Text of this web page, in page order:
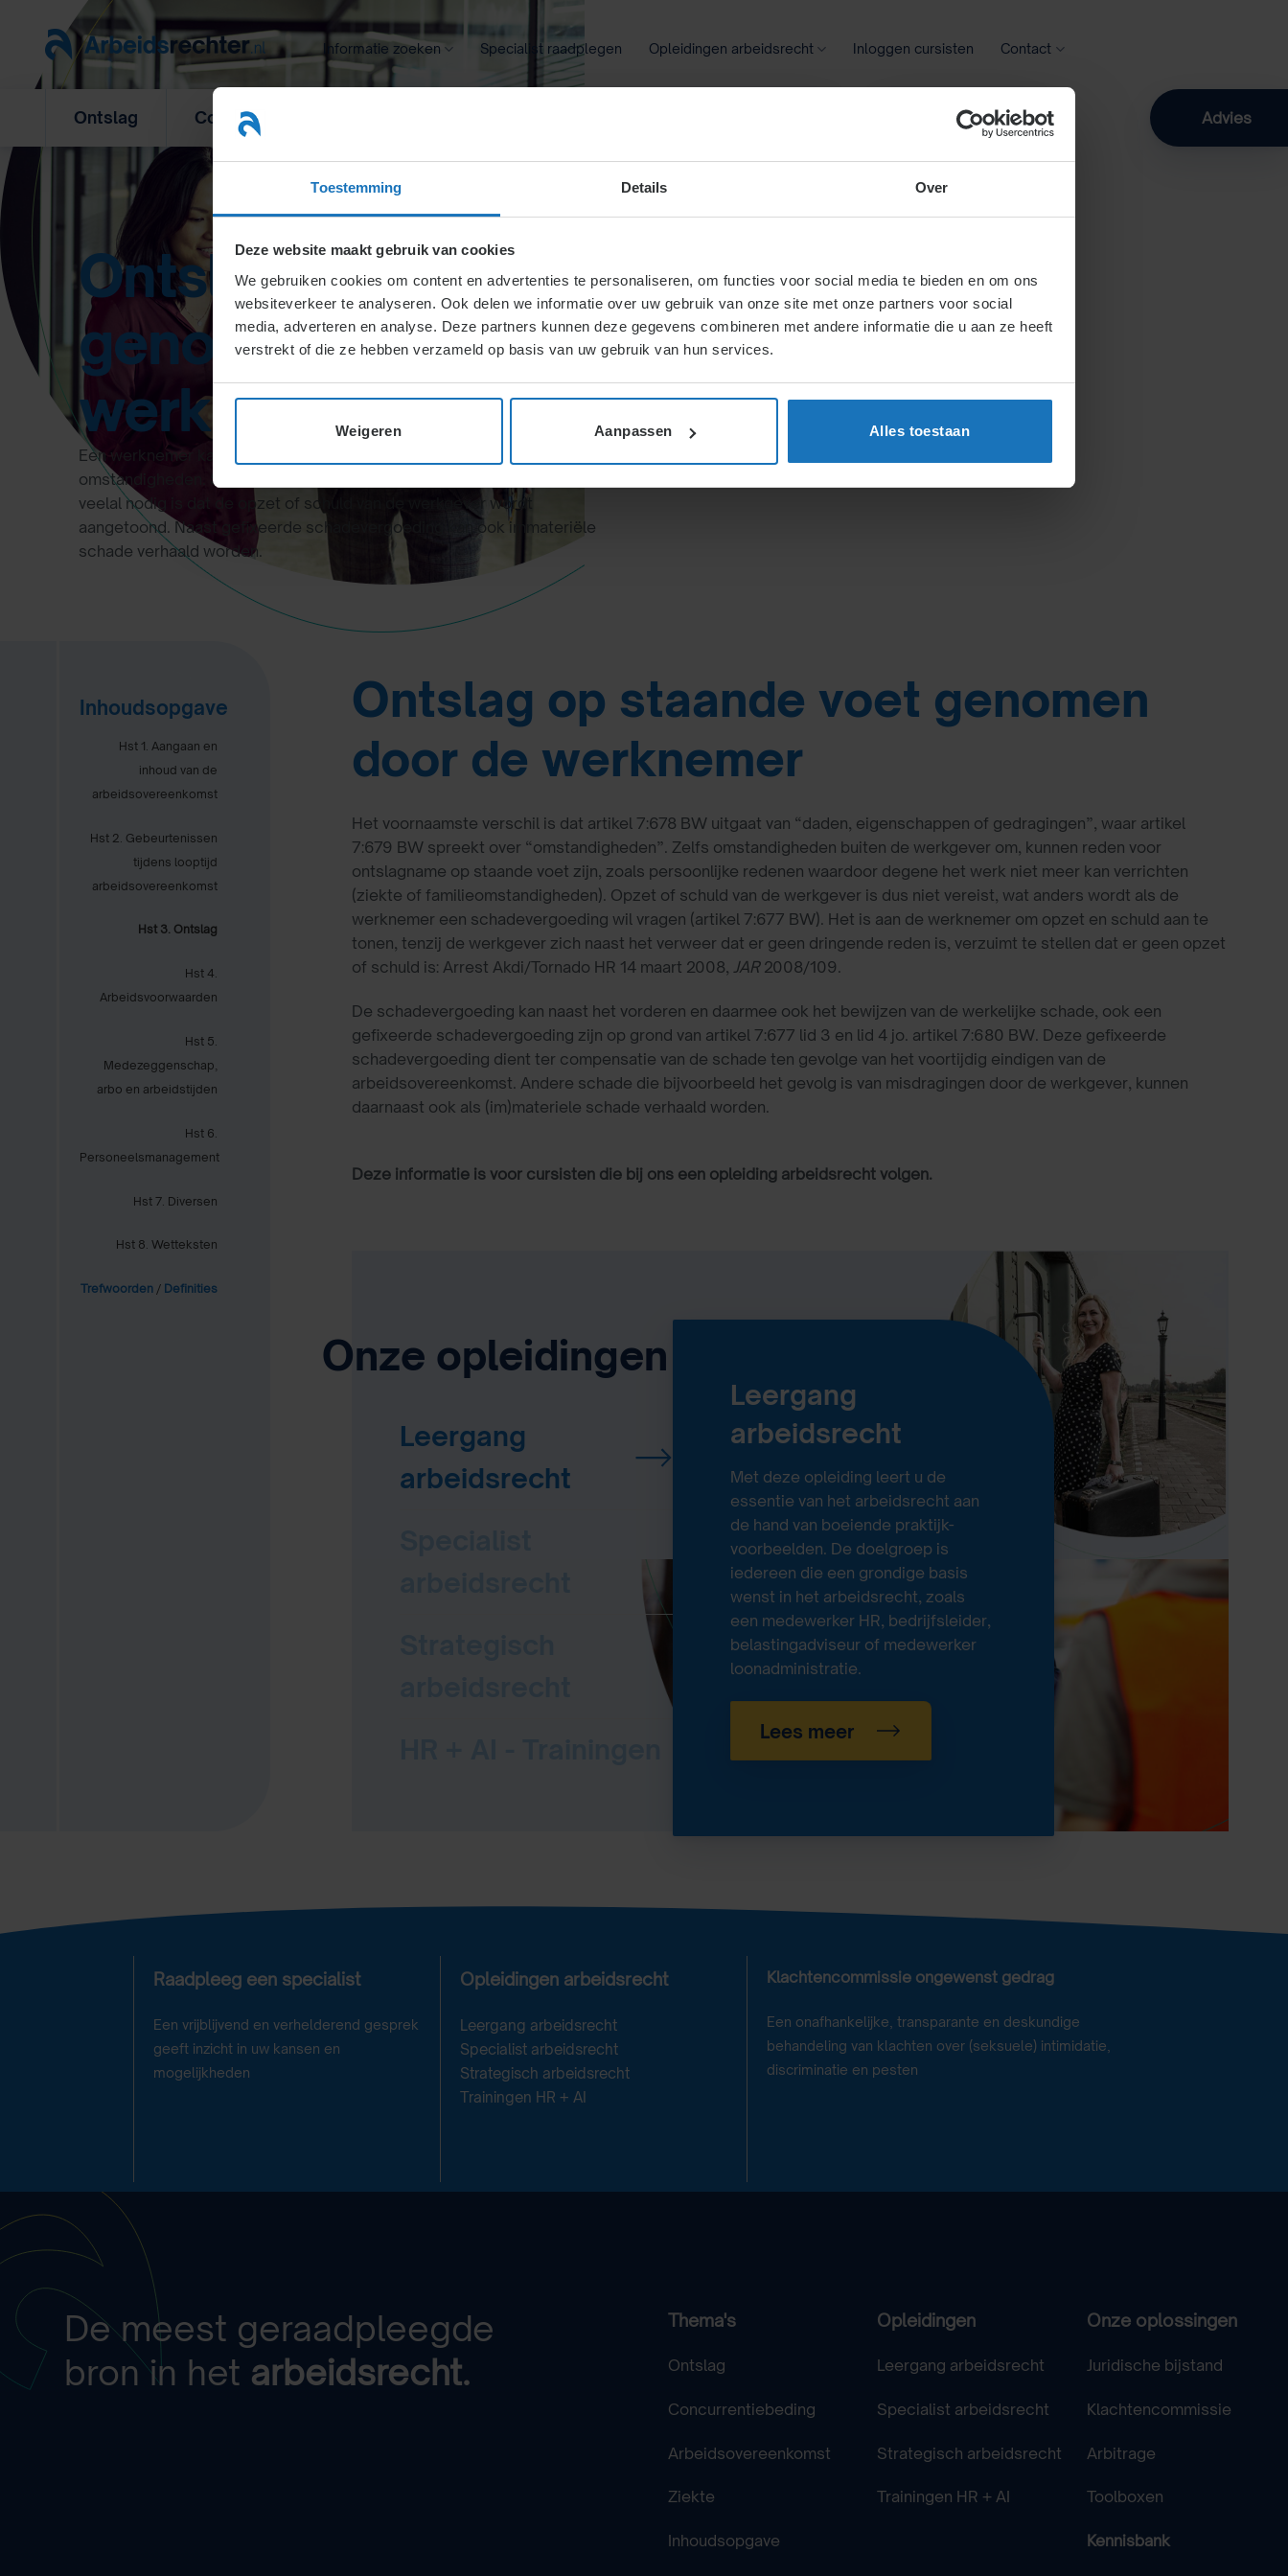
Toestemming Details Over
Deze website maakt gebruik van cookies
We gebruiken cookies om content en advertenties te personaliseren, om functies voor social media te bieden en om ons
websiteverkeer te analyseren. Ook delen we informatie over uw gebruik van onze site met onze partners voor social
media, adverteren en analyse. Deze partners kunnen deze gegevens combineren met andere informatie die u aan ze heeft
verstrekt of die ze hebben verzameld op basis van uw gebruik van hun services.
Weigeren Aanpassen Alles toestaan
inhoud
Informatie zoeken Specialist raadplegen Opleidingen arbeidsrecht Inloggen cursisten Contact
Ontslag Concurrentiebeding Zoeken Advies
Ontslag op staande voet
genomen door de
werknemer
Een werknemer kan ontslag op staande voet nemen bij dringende
omstandigheden. Schadevergoeding kan de werknemer vorderen waarbij
veelal nodig is dat de opzet of schuld van de werkgever wordt
aangetoond. Naast gefixeerde schadevergoeding kan ook immateriële
schade verhaald worden.
Inhoudsopgave
Hst 1. Aangaan en
inhoud van de
arbeidsovereenkomst
Hst 2. Gebeurtenissen
tijdens looptijd
arbeidsovereenkomst
Hst 3. Ontslag
Hst 4.
Arbeidsvoorwaarden
Hst 5.
Medezeggenschap,
arbo en arbeidstijden
Hst 6.
Personeelsmanagement
Hst 7. Diversen
Hst 8. Wetteksten
Trefwoorden / Definities
Ontslag op staande voet genomen
door de werknemer
Het voornaamste verschil is dat artikel 7:678 BW uitgaat van “daden, eigenschappen of gedragingen”, waar artikel
7:679 BW spreekt over “omstandigheden”. Zelfs omstandigheden buiten de werkgever om, kunnen reden voor
ontslagname op staande voet zijn, zoals persoonlijke redenen waardoor degene het werk niet meer kan verrichten
(ziekte of familieomstandigheden). Opzet of schuld van de werkgever is dus niet vereist, wat anders wordt als de
werknemer een schadevergoeding wil vragen (artikel 7:677 BW). Het is aan de werknemer om opzet en schuld aan te
tonen, tenzij de werkgever zich naast het verweer dat er geen dringende reden is, verzuimt te stellen dat er geen opzet
of schuld is: Arrest Akdi/Tornado HR 14 maart 2008, JAR2008/109.
De schadevergoeding kan naast het vorderen en daarmee ook het bewijzen van de werkelijke schade, ook een
gefixeerde schadevergoeding zijn op grond van artikel 7:677 lid 3 en lid 4 jo. artikel 7:680 BW. Deze gefixeerde
schadevergoeding dient ter compensatie van de schade ten gevolge van het voortijdig eindigen van de
arbeidsovereenkomst. Andere schade die bijvoorbeeld het gevolg is van misdragingen door de werkgever, kunnen
daarnaast ook als (im)materiele schade verhaald worden.
Deze informatie is voor cursisten die bij ons een opleiding arbeidsrecht volgen.
Onze opleidingen
Leergang
arbeidsrecht
Leergang
arbeidsrecht
Met deze opleiding leert u de
essentie van het arbeidsrecht aan
de hand van boeiende praktijk-
voorbeelden. De doelgroep is
iedereen die een grondige basis
wenst in het arbeidsrecht, zoals
een medewerker HR, bedrijfsleider,
belastingadviseur of medewerker
loonadministratie.
Lees meer
Raadpleeg een specialist
Een vrijblijvend en verhelderend gesprek
geeft inzicht in uw kansen en
mogelijkheden
Opleidingen arbeidsrecht
Leergang arbeidsrecht
Specialist arbeidsrecht
Strategisch arbeidsrecht
Trainingen HR + AI
Klachtencommissie ongewenst gedrag
Een onafhankelijke, transparante en deskundige
behandeling van klachten over (seksuele) intimidatie,
discriminatie en pesten
De meest geraadpleegde
bron in het arbeidsrecht.
Thema's
Ontslag
Concurrentiebeding
Arbeidsovereenkomst
Ziekte
Inhoudsopgave
Opleidingen
Leergang arbeidsrecht
Specialist arbeidsrecht
Strategisch arbeidsrecht
Trainingen HR + AI
Onze oplossingen
Juridische bijstand
Klachtencommissie
Arbitrage
Toolboxen
Kennisbank